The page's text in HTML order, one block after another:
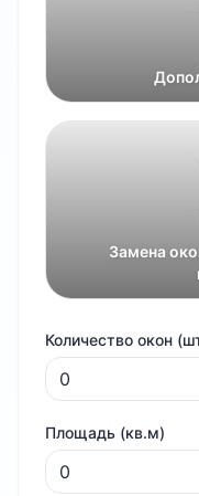
Замена
Количество окон
Площадь (кв.м)